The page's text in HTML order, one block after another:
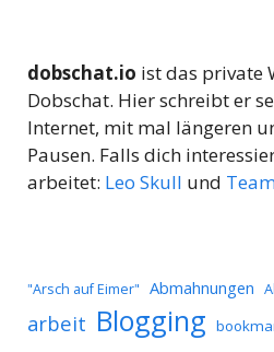
dobschat.io ist das private
Dobschat. Hier schreibt er
Internet, mit mal längeren
Pausen. Falls dich
arbeitet: Leo Skull und
"Arsch auf Eimer" Abmahnungen
arbeit Blogging